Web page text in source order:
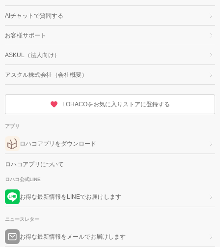
AIチャットで質問する
お客様サポート
ASKUL（法人向け）
アスクル株式会社（会社概要）
LOHACOをお気に入りストアに登録する
アプリ
ロハコアプリをダウンロード
ロハコアプリについて
ロハコ公式LINE
お得な最新情報をLINEでお届けします
ニュースレター
お得な最新情報をメールでお届けします